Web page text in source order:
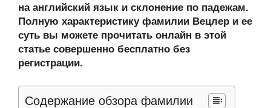
на английский язык и склонение по падежам.
Полную характеристику фамилии Вецлер и ее
суть вы можете прочитать онлайн в этой
статье совершенно бесплатно без
регистрации.
Содержание обзора фамилии